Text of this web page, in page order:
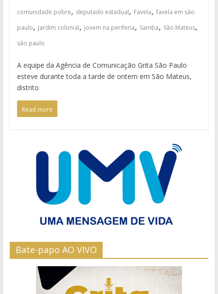
comunidade pobre, deputado estadual, Favela, favela em são
paulo, Jardim colonial, jovem na periferia, Samba, São Mateus,
são paulo
A equipe da Agência de Comunicação Grita São Paulo
esteve durante toda a tarde de ontem em São Mateus,
distrito
Read more
Bate-papo AO VIVO